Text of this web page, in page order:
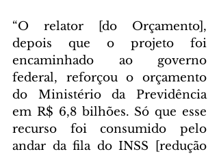
“O relator [do Orçamento],
depois que o projeto foi
encaminhado ao governo
federal, reforçou o orçamento
do Ministério da Previdência
em R$ 6,8 bilhões. Só que esse
recurso foi consumido pelo
andar da fila do INSS [redução